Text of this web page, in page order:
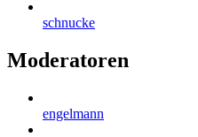
schnucke
Moderatoren
engelmann